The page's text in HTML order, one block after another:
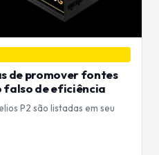
de promover fontes
falso de eficiência
P2 são listadas em seu